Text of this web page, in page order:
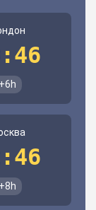
+6h
+8h